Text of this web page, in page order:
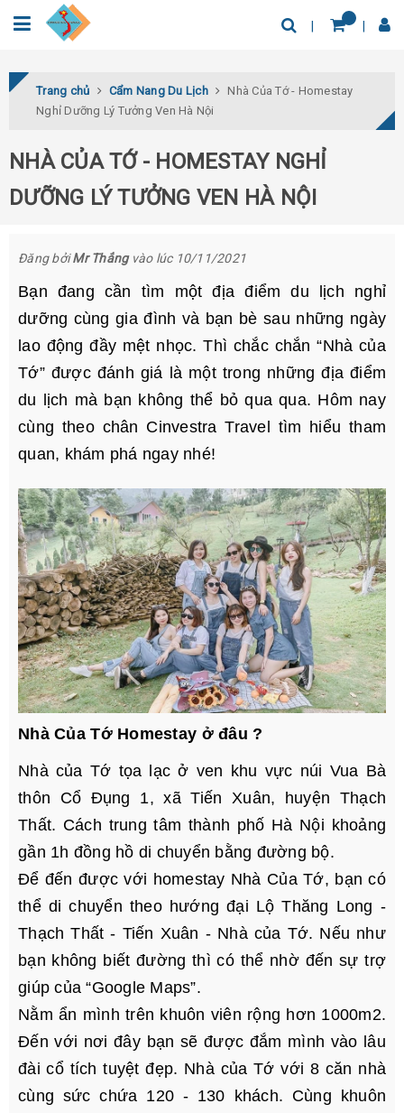
0932.04.03.78 Tìm thêm địa điểm
Trang chủ Cẩm Nang Du Lịch
Nhà Của Tớ - Homestay
Nghỉ Dưỡng Lý Tưởng Ven Hà Nội
NHÀ CỦA TỚ - HOMESTAY NGHỈ
DƯỠNG LÝ TƯỞNG VEN HÀ NỘI
Đăng bởiMr Thắngvào lúc 10/11/2021
Bạn đang cần tìm một địa điểm du lịch nghỉ
dưỡng cùng gia đình và bạn bè sau những ngày
lao động đầy mệt nhọc. Thì chắc chắn “Nhà của
Tớ” được đánh giá là một trong những địa điểm
du lịch mà bạn không thể bỏ qua qua. Hôm nay
cùng theo chân Cinvestra Travel tìm hiểu tham
quan, khám phá ngay nhé!
Nhà Của Tớ Homestay ở đâu ?
Nhà của Tớ tọa lạc ở ven khu vực núi Vua Bà
thôn Cổ Đụng 1, xã Tiến Xuân, huyện Thạch
Thất. Cách trung tâm thành phố Hà Nội khoảng
gần 1h đồng hồ di chuyển bằng đường bộ.
Để đến được với homestay Nhà Của Tớ, bạn có
thể di chuyển theo hướng đại Lộ Thăng Long -
Thạch Thất - Tiến Xuân - Nhà của Tớ. Nếu như
bạn không biết đường thì có thể nhờ đến sự trợ
giúp của “Google Maps”.
Nằm ẩn mình trên khuôn viên rộng hơn 1000m2.
Đến với nơi đây bạn sẽ được đắm mình vào lâu
đài cổ tích tuyệt đẹp. Nhà của Tớ với 8 căn nhà
cùng sức chứa 120 - 130 khách. Cùng khuôn